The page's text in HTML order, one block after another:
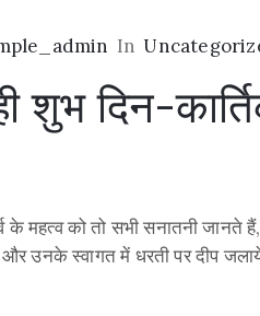
In
दिन-
के महत्व को तो सभी सनातनी
उनके स्वागत में धरती पर दीप